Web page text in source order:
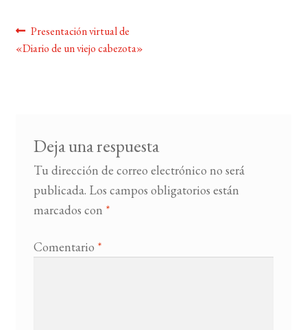
Navegación
de
Anterior:
Presentación virtual de
«Diario de un viejo cabezota»
Deja una respuesta
Tu dirección de correo electrónico no será
publicada. Los campos obligatorios están
marcados con *
Comentario *